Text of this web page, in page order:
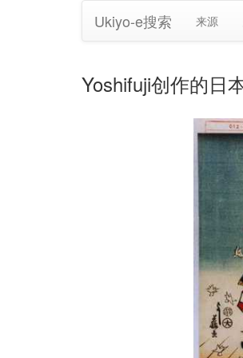
Ukiyo-e搜索 来源
Yoshifuji创作的日